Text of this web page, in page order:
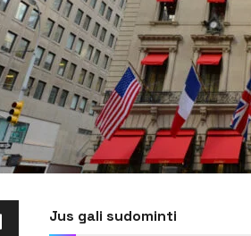
Jus gali sudominti